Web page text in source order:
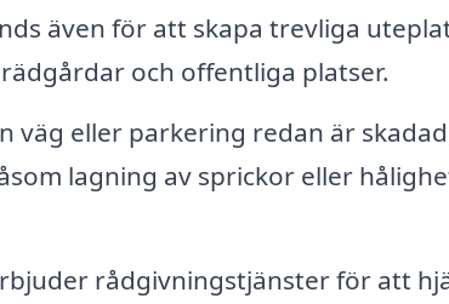
även för att skapa trevliga
och offentliga platser.
väg eller parkering redan är
lagning av sprickor eller
rådgivningstjänster för att